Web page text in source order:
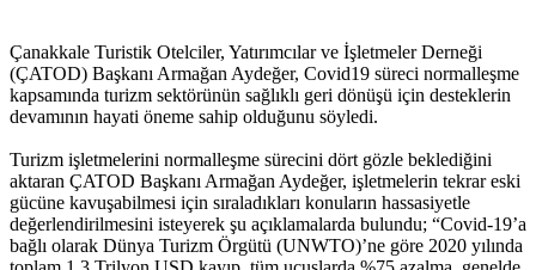
Çanakkale Turistik Otelciler, Yatırımcılar ve İşletmeler Derneği
(ÇATOD) Başkanı Armağan Aydeğer, Covid19 süreci normalleşme
kapsamında turizm sektörünün sağlıklı geri dönüşü için desteklerin
devamının hayati öneme sahip olduğunu söyledi.
Turizm işletmelerini normalleşme sürecini dört gözle beklediğini
aktaran ÇATOD Başkanı Armağan Aydeğer, işletmelerin tekrar eski
gücüne kavuşabilmesi için sıraladıkları konuların hassasiyetle
değerlendirilmesini isteyerek şu açıklamalarda bulundu; “Covid-19’a
bağlı olarak Dünya Turizm Örgütü (UNWTO)’ne göre 2020 yılında